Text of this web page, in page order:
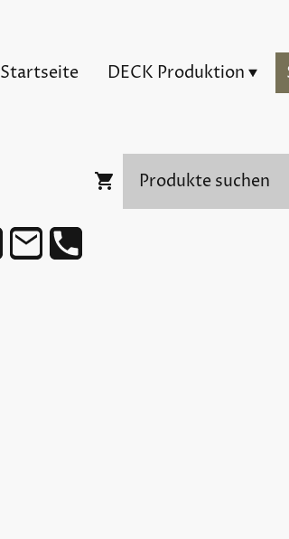
Startseite DECK Produktion